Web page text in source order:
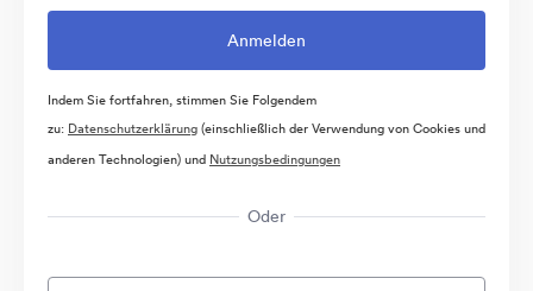
Indem Sie fortfahren, stimmen Sie Folgendem
zu: Datenschutzerklärung(einschließlich der Verwendung von Cookies und
anderen Technologien) und Nutzungsbedingungen
Oder